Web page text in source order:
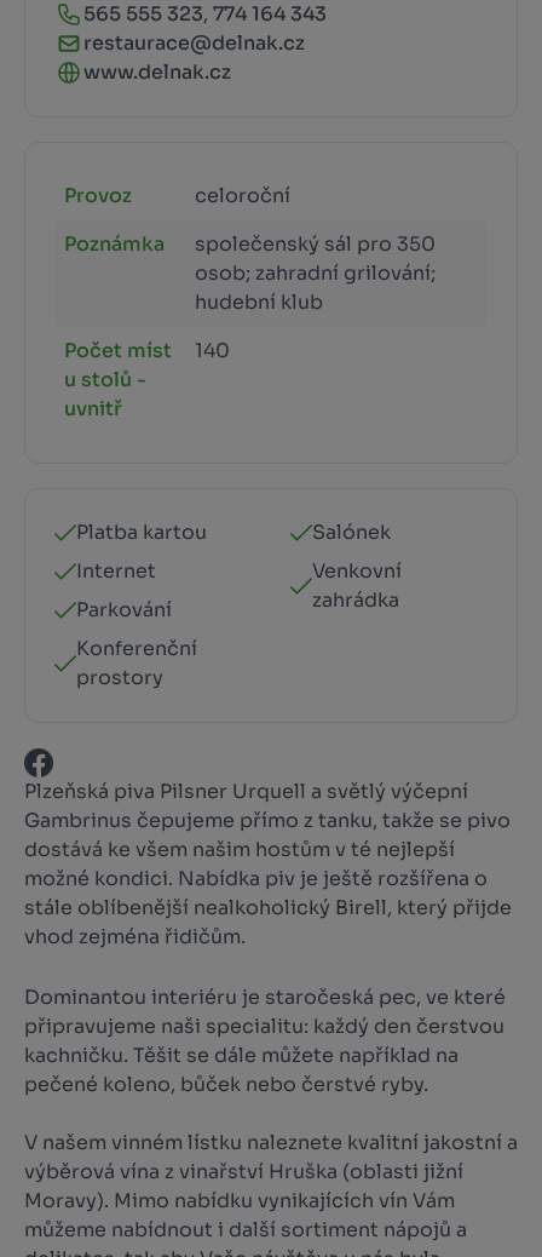
565 555 323, 774 164 343
restaurace@delnak.cz
www.delnak.cz
Provoz
celoroční
Poznámka
společenský sál pro 350
osob; zahradní grilování;
hudební klub
Počet míst
u stolů -
uvnitř
140
Platba kartou
Internet
Parkování
Konferenční
prostory
Salónek
Venkovní
zahrádka
Plzeňská piva Pilsner Urquell a světlý výčepní
Gambrinus čepujeme přímo z tanku, takže se pivo
dostává ke všem našim hostům v té nejlepší
možné kondici. Nabídka piv je ještě rozšířena o
stále oblíbenější nealkoholický Birell, který přijde
vhod zejména řidičům.
Dominantou interiéru je staročeská pec, ve které
připravujeme naši specialitu: každý den čerstvou
kachničku. Těšit se dále můžete například na
pečené koleno, bůček nebo čerstvé ryby.
V našem vinném lístku naleznete kvalitní jakostní a
výběrová vína z vinařství Hruška (oblasti jižní
Moravy). Mimo nabídku vynikajících vín Vám
můžeme nabídnout i další sortiment nápojů a